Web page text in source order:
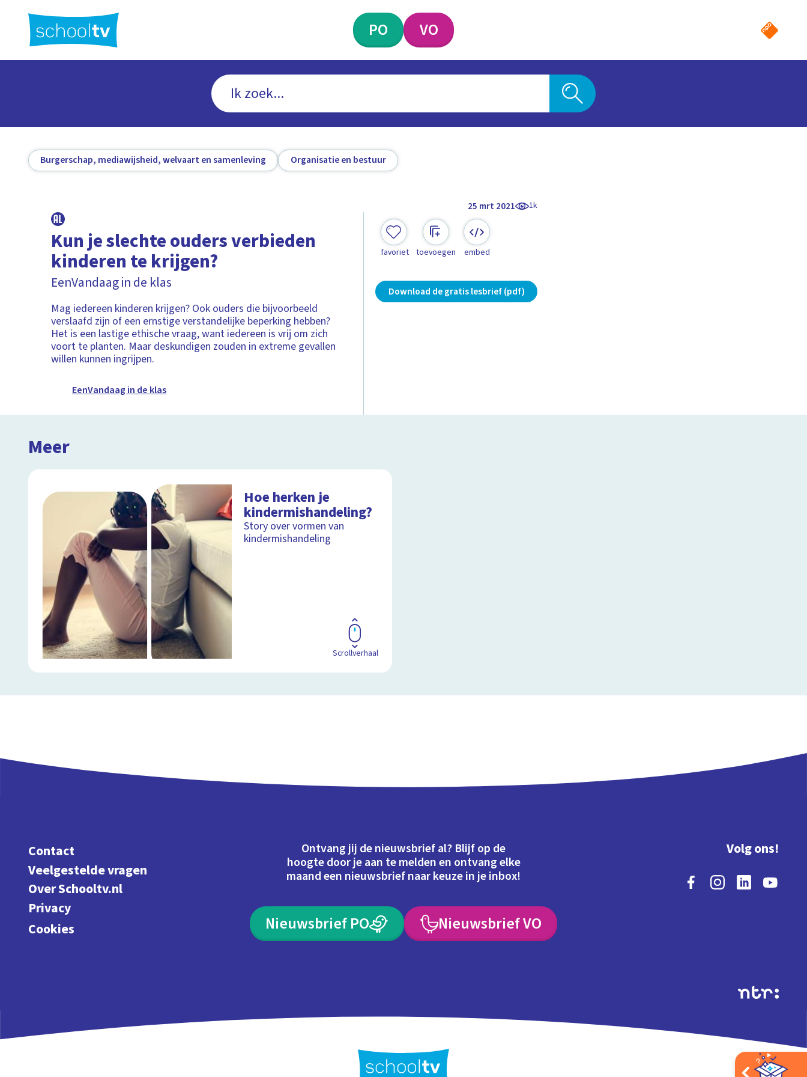
hoofdinhoud
PO VO
Burgerschap, mediawijsheid, welvaart en samenleving Organisatie en bestuur
25 mrt 2021 1k
Kun je slechte ouders verbieden
kinderen te krijgen?
EenVandaag in de klas
Mag iedereen kinderen krijgen? Ook ouders die bijvoorbeeld
verslaafd zijn of een ernstige verstandelijke beperking hebben?
Het is een lastige ethische vraag, want iedereen is vrij om zich
voort te planten. Maar deskundigen zouden in extreme gevallen
willen kunnen ingrijpen.
EenVandaag in de klas
favoriet toevoegen embed
Download de gratis lesbrief (pdf)
Meer
Hoe herken je
kindermishandeling?
Story over vormen van
kindermishandeling
Scrollverhaal
Contact
Veelgestelde vragen
Over Schooltv.nl
Privacy
Cookies
Ontvang jij de nieuwsbrief al? Blijf op de
hoogte door je aan te melden en ontvang elke
maand een nieuwsbrief naar keuze in je inbox!
Nieuwsbrief PO Nieuwsbrief VO
Volg ons!
Extra's